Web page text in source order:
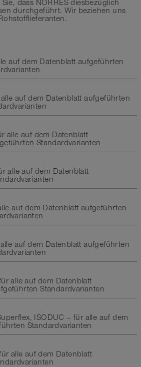
dass NORRES diesbezüglich
durchgeführt. Wir beziehen uns
auf dem Datenblatt aufgeführten
auf dem Datenblatt aufgeführten
alle auf dem Datenblatt
Standardvarianten
alle auf dem Datenblatt
auf dem Datenblatt aufgeführten
auf dem Datenblatt aufgeführten
alle auf dem Datenblatt
Standardvarianten
ISODUC – für alle auf dem
Standardvarianten
alle auf dem Datenblatt